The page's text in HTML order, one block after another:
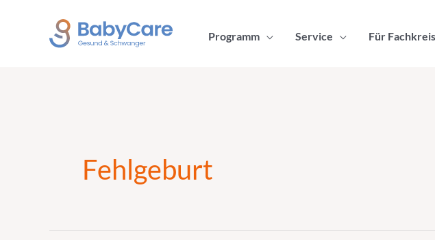
Programm Service Für
Fehlgeburt